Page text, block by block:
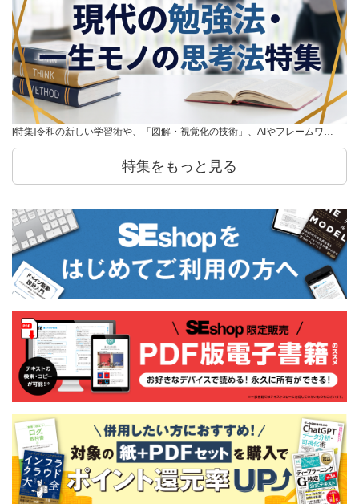
[特集]令和の新しい学習術や、「図解・視覚化の技術」、AIやフレームワ…
特集をもっと見る